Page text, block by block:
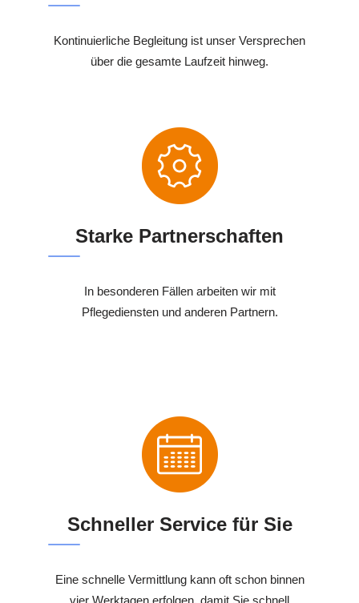
Kontinuierliche Begleitung ist unser Versprechen
über die gesamte Laufzeit hinweg.
Starke Partnerschaften
In besonderen Fällen arbeiten wir mit
Pflegediensten und anderen Partnern.
Schneller Service für Sie
Eine schnelle Vermittlung kann oft schon binnen